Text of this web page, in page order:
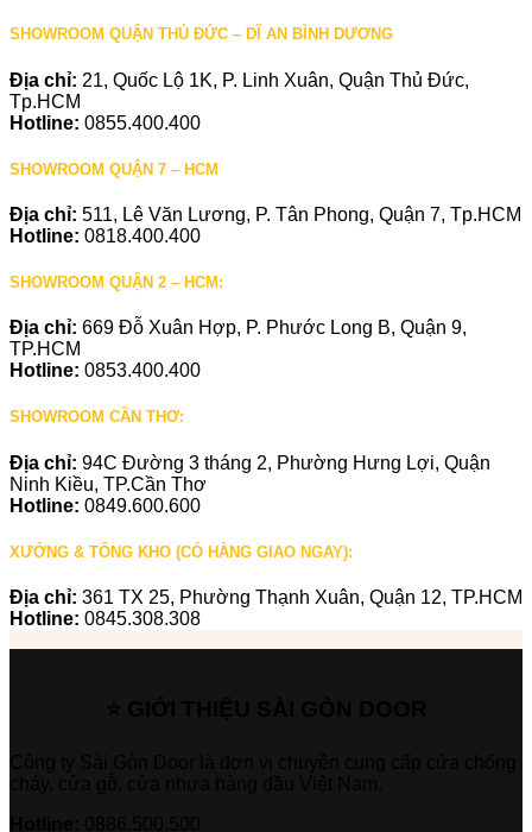
SHOWROOM QUẬN THỦ ĐỨC – DĨ AN BÌNH DƯƠNG
Địa chỉ: 21, Quốc Lộ 1K, P. Linh Xuân, Quận Thủ Đức,
Tp.HCM
Hotline: 0855.400.400
SHOWROOM QUẬN 7 – HCM
Địa chỉ: 511, Lê Văn Lương, P. Tân Phong, Quận 7, Tp.HCM
Hotline: 0818.400.400
SHOWROOM QUẬN 2 – HCM:
Địa chỉ: 669 Đỗ Xuân Hợp, P. Phước Long B, Quận 9,
TP.HCM
Hotline: 0853.400.400
SHOWROOM CẦN THƠ:
Địa chỉ: 94C Đường 3 tháng 2, Phường Hưng Lợi, Quận
Ninh Kiều, TP.Cần Thơ
Hotline: 0849.600.600
XƯỞNG & TỔNG KHO (CÓ HÀNG GIAO NGAY):
Địa chỉ: 361 TX 25, Phường Thạnh Xuân, Quận 12, TP.HCM
Hotline: 0845.308.308